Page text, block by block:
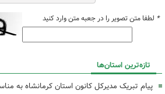
* لطفا متن تصویر را در جعبه متن وارد کنید
تازه‌ترین استان‌ها
پیام تبریک مدیرکل کانون استان کرمانشاه به